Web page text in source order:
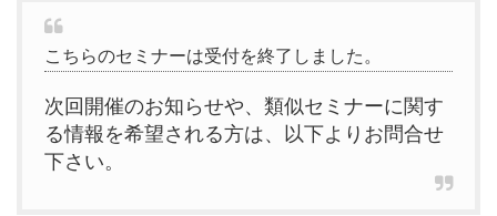
こちらのセミナーは受付を終了しました。
次回開催のお知らせや、類似セミナーに関す
る情報を希望される方は、以下よりお問合せ
下さい。